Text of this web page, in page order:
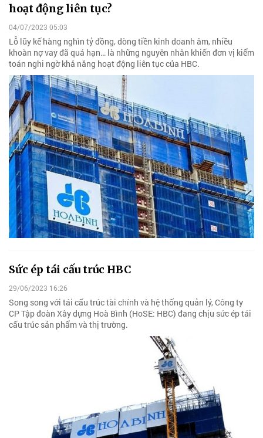
hoạt động liên tục?
04/07/2023 05:03
Lỗ lũy kế hàng nghìn tỷ đồng, dòng tiền kinh doanh âm, nhiều
khoàn nợ vay đã quá hạn… là những nguyên nhân khiến đơn vị kiểm
toán nghi ngờ khả năng hoạt động liên tục của HBC.
Sức ép tái cấu trúc HBC
29/06/2023 16:26
Song song với tái cấu trúc tài chính và hệ thống quản lý, Công ty
CP Tập đoàn Xây dựng Hoà Bình (HoSE: HBC) đang chịu sức ép tái
cấu trúc sản phẩm và thị trường.